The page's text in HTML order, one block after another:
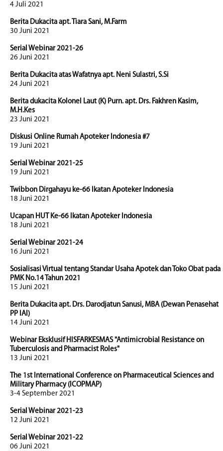
4 Juli 2021
Berita Dukacita apt. Tiara Sani, M.Farm
30 Juni 2021
Serial Webinar 2021-26
26 Juni 2021
Berita Dukacita atas Wafatnya apt. Neni Sulastri, S.Si
24 Juni 2021
Berita dukacita Kolonel Laut (K) Purn. apt. Drs. Fakhren Kasim,
M.H.Kes
23 Juni 2021
Diskusi Online Rumah Apoteker Indonesia #7
19 Juni 2021
Serial Webinar 2021-25
19 Juni 2021
Twibbon Dirgahayu ke-66 Ikatan Apoteker Indonesia
18 Juni 2021
Ucapan HUT Ke-66 Ikatan Apoteker Indonesia
18 Juni 2021
Serial Webinar 2021-24
16 Juni 2021
Sosialisasi Virtual tentang Standar Usaha Apotek dan Toko Obat pada
PMK No.14 Tahun 2021
15 Juni 2021
Berita Dukacita apt. Drs. Darodjatun Sanusi, MBA (Dewan Penasehat
PP IAI)
14 Juni 2021
Webinar Eksklusif HISFARKESMAS "Antimicrobial Resistance on
Tuberculosis and Pharmacist Roles"
13 Juni 2021
The 1st International Conference on Pharmaceutical Sciences and
Military Pharmacy (ICOPMAP)
3-4 September 2021
Serial Webinar 2021-23
12 Juni 2021
Serial Webinar 2021-22
06 Juni 2021